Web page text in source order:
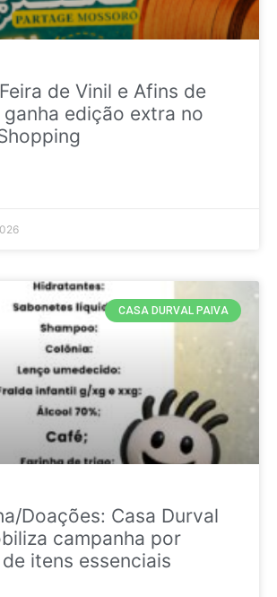
de Vinil e Afins de
edição extra no
CASA DURVAL PAIVA
Doações: Casa Durval
campanha por
itens essenciais